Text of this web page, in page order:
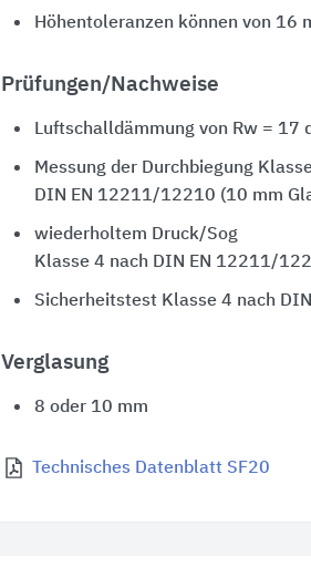
Höhentoleranzen können von 16
Prüfungen/Nachweise
Luftschalldämmung von Rw = 17
Messung der Durchbiegung
DIN EN 12211/12210 (10 mm
wiederholtem Druck/Sog
Klasse 4 nach DIN EN 12211/
Sicherheitstest Klasse 4 nach
Verglasung
8 oder 10 mm
Technisches Datenblatt SF20